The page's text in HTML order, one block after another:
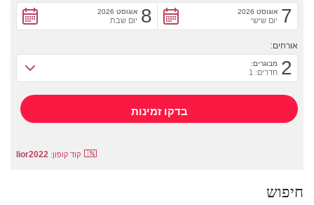
7 אוגוסט 2026
יום שישי 8 אוגוסט 2026
יום שבת
אורחים:
2 מבוגרים:
חדרים: 1
קוד קופון: lior2022
חיפוש